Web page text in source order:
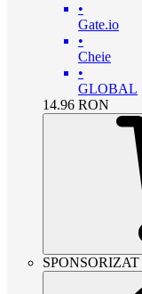
•
Gate.io
•
Cheie
•
GLOBAL
14.96 RON
SPONSORIZAT